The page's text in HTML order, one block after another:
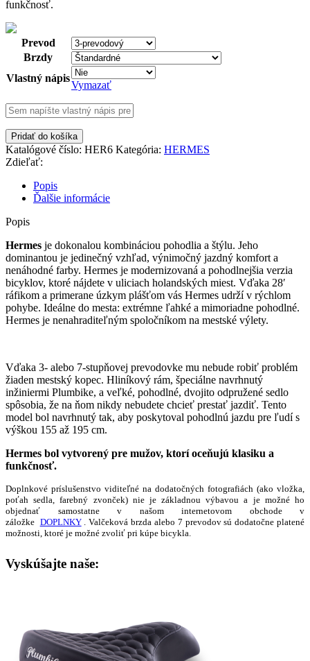
funkčnosť.
Prevod
Brzdy
Vlastný nápis
Vymazať
množstvo
HERMES
LEMON
kolesá
Pridať do košíka
Katalógové číslo: HER6 Kategória: HERMES
Zdieľať:
Popis
Ďalšie informácie
Popis
Hermes je dokonalou kombináciou pohodlia a štýlu. Jeho
dominantou je jedinečný vzhľad, výnimočný jazdný komfort a
nenáhodné farby. Hermes je modernizovaná a pohodlnejšia verzia
bicyklov, ktoré nájdete v uliciach holandských miest. Vďaka 28′
ráfikom a primerane úzkym plášťom vás Hermes udrží v rýchlom
pohybe. Ideálne do mesta: extrémne ľahké a mimoriadne pohodlné.
Hermes je nenahraditeľným spoločníkom na mestské výlety.
Vďaka 3- alebo 7-stupňovej prevodovke mu nebude robiť problém
žiaden mestský kopec. Hliníkový rám, špeciálne navrhnutý
inžiniermi Plumbike, a veľké, pohodlné, dvojito odpružené sedlo
spôsobia, že na ňom nikdy nebudete chcieť prestať jazdiť. Tento
model bol navrhnutý tak, aby poskytoval pohodlnú jazdu pre ľudí s
výškou 155 až 195 cm.
Hermes bol vytvorený pre mužov, ktorí oceňujú klasiku a
funkčnosť.​
Doplnkové príslušenstvo viditeľné na dodatočných fotografiách (ako vložka,
poťah sedla, farebný zvonček) nie je základnou výbavou a je možné ho
objednať samostatne v našom internetovom obchode v
záložke DOPLNKY. Valčeková brzda alebo 7 prevodov sú dodatočne platené
možnosti, ktoré je možné zvoliť pri kúpe bicykla.
Vyskúšajte naše: